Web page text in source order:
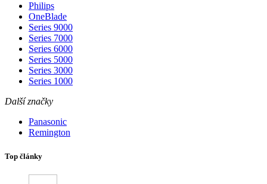
Philips
OneBlade
Series 9000
Series 7000
Series 6000
Series 5000
Series 3000
Series 1000
Další značky
Panasonic
Remington
Top články